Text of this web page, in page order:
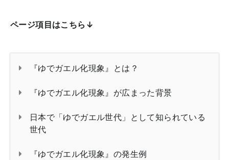
ページ項目はこちら↓
『ゆでガエル化現象』とは？
『ゆでガエル化現象』が広まった背景
日本で「ゆでガエル世代」として知られている
世代
『ゆでガエル化現象』の発生例